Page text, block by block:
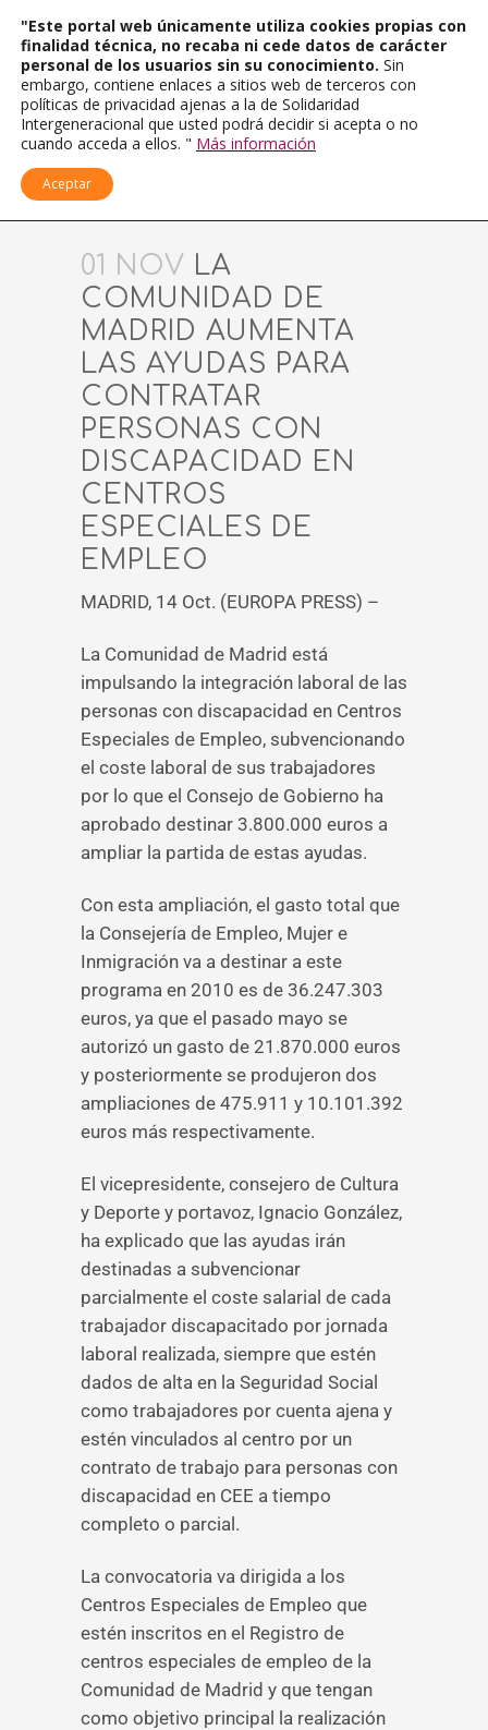
01 NOV LA
COMUNIDAD DE
MADRID AUMENTA
LAS AYUDAS PARA
CONTRATAR
PERSONAS CON
DISCAPACIDAD EN
CENTROS
ESPECIALES DE
EMPLEO
MADRID, 14 Oct. (EUROPA PRESS) –
La Comunidad de Madrid está
impulsando la integración laboral de las
personas con discapacidad en Centros
Especiales de Empleo, subvencionando
el coste laboral de sus trabajadores
por lo que el Consejo de Gobierno ha
aprobado destinar 3.800.000 euros a
ampliar la partida de estas ayudas.
Con esta ampliación, el gasto total que
la Consejería de Empleo, Mujer e
Inmigración va a destinar a este
programa en 2010 es de 36.247.303
euros, ya que el pasado mayo se
autorizó un gasto de 21.870.000 euros
y posteriormente se produjeron dos
ampliaciones de 475.911 y 10.101.392
euros más respectivamente.
El vicepresidente, consejero de Cultura
y Deporte y portavoz, Ignacio González,
ha explicado que las ayudas irán
destinadas a subvencionar
parcialmente el coste salarial de cada
trabajador discapacitado por jornada
laboral realizada, siempre que estén
dados de alta en la Seguridad Social
como trabajadores por cuenta ajena y
estén vinculados al centro por un
contrato de trabajo para personas con
discapacidad en CEE a tiempo
completo o parcial.
La convocatoria va dirigida a los
Centros Especiales de Empleo que
estén inscritos en el Registro de
centros especiales de empleo de la
Comunidad de Madrid y que tengan
como objetivo principal la realización
"Este portal web únicamente utiliza cookies propias con
finalidad técnica, no recaba ni cede datos de carácter
personal de los usuarios sin su conocimiento. Sin
embargo, contiene enlaces a sitios web de terceros con
políticas de privacidad ajenas a la de Solidaridad
Intergeneracional que usted podrá decidir si acepta o no
cuando acceda a ellos. " Más información
Aceptar